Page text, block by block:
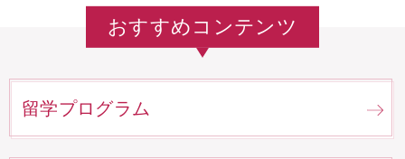
おすすめコンテンツ
留学プログラム